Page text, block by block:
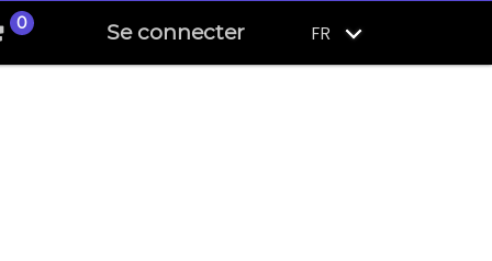
0 Se connecter FR